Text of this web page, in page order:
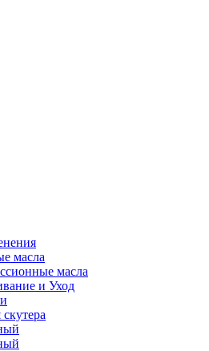
масла
масла
и Уход